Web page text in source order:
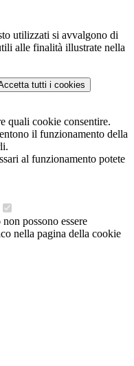
utilizzati si avvalgono di
alle finalità illustrate nella
tutti i cookies
quali cookie consentire.
il funzionamento della
al funzionamento potete
possono essere
nella pagina della cookie